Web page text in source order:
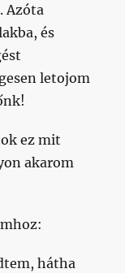
Azóta
és
letojom
ez mit
akarom
hátha